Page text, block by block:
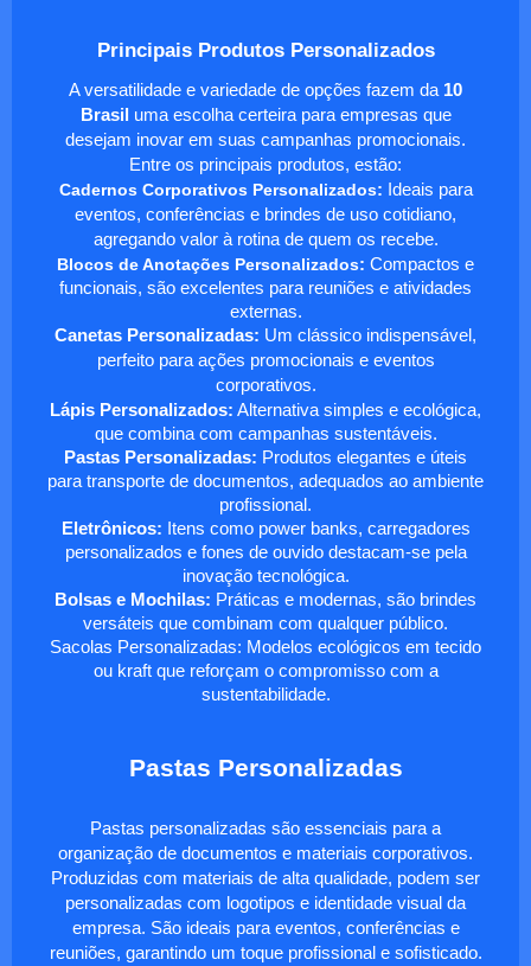
Principais Produtos Personalizados
A versatilidade e variedade de opções fazem da 10
Brasil uma escolha certeira para empresas que
desejam inovar em suas campanhas promocionais.
Entre os principais produtos, estão:
Cadernos Corporativos Personalizados: Ideais para
eventos, conferências e brindes de uso cotidiano,
agregando valor à rotina de quem os recebe.
Blocos de Anotações Personalizados: Compactos e
funcionais, são excelentes para reuniões e atividades
externas.
Canetas Personalizadas: Um clássico indispensável,
perfeito para ações promocionais e eventos
corporativos.
Lápis Personalizados: Alternativa simples e ecológica,
que combina com campanhas sustentáveis.
Pastas Personalizadas: Produtos elegantes e úteis
para transporte de documentos, adequados ao ambiente
profissional.
Eletrônicos: Itens como power banks, carregadores
personalizados e fones de ouvido destacam-se pela
inovação tecnológica.
Bolsas e Mochilas: Práticas e modernas, são brindes
versáteis que combinam com qualquer público.
Sacolas Personalizadas: Modelos ecológicos em tecido
ou kraft que reforçam o compromisso com a
sustentabilidade.
Pastas Personalizadas
Pastas personalizadas são essenciais para a
organização de documentos e materiais corporativos.
Produzidas com materiais de alta qualidade, podem ser
personalizadas com logotipos e identidade visual da
empresa. São ideais para eventos, conferências e
reuniões, garantindo um toque profissional e sofisticado.